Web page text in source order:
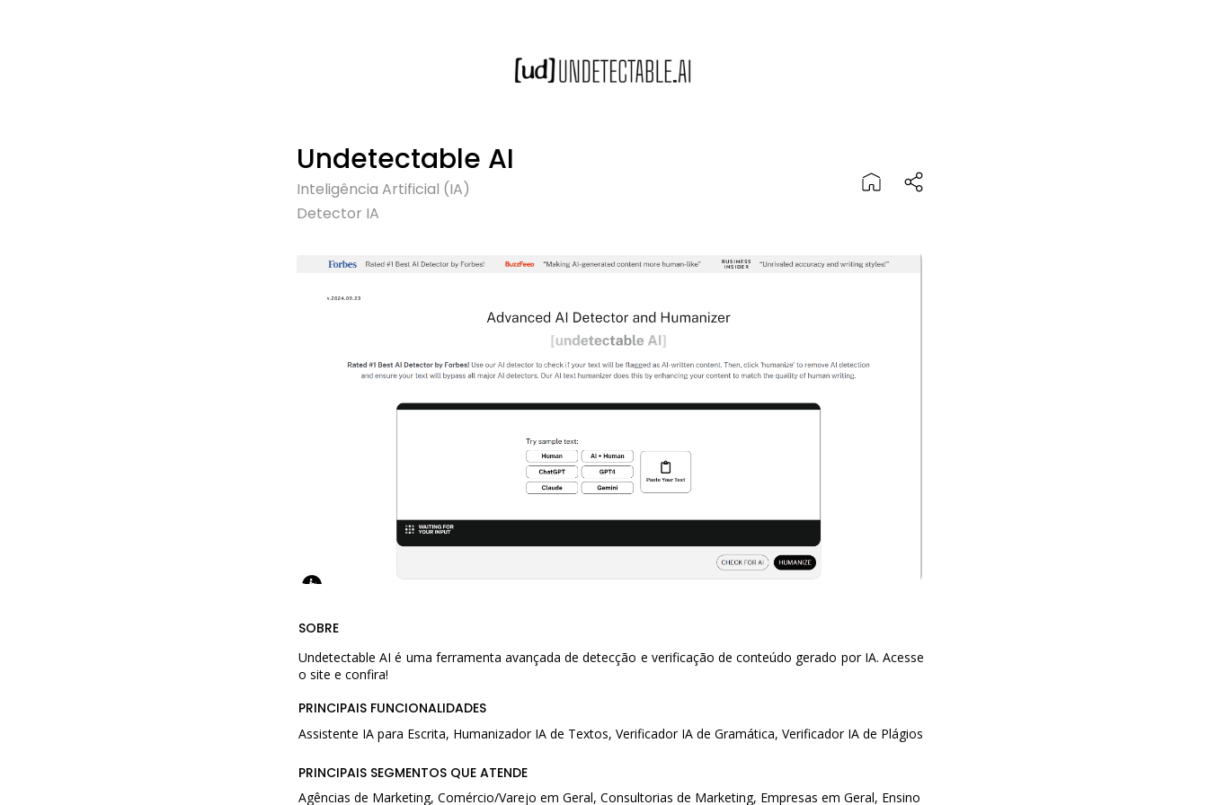
Undetectable AI
Inteligência Artificial (IA)
Detector IA
SOBRE
Undetectable AI é uma ferramenta avançada de detecção e verificação de conteúdo gerado por IA. Acesse
o site e confira!
PRINCIPAIS FUNCIONALIDADES
Assistente IA para Escrita, Humanizador IA de Textos, Verificador IA de Gramática, Verificador IA de Plágios
PRINCIPAIS SEGMENTOS QUE ATENDE
Agências de Marketing, Comércio/Varejo em Geral, Consultorias de Marketing, Empresas em Geral, Ensino